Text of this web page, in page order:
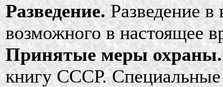
Разведение.Разведение в
возможного в настоящее
Принятые меры охраны.
книгу СССР.